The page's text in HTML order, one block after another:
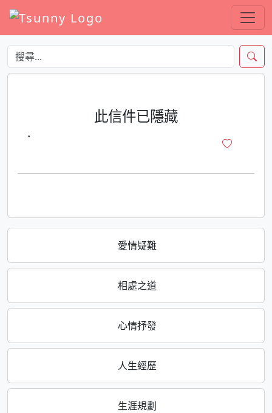
愛情疑難
相處之道
心情抒發
人生經歷
生涯規劃
此信件已隱藏
·